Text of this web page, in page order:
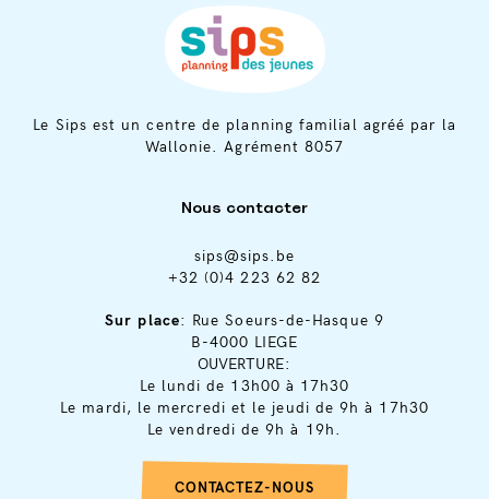
Le Sips est un centre de planning familial agréé par la
Wallonie. Agrément 8057
Nous contacter
sips@sips.be
+32 (0)4 223 62 82
Sur place: Rue Soeurs-de-Hasque 9
B-4000 LIEGE
OUVERTURE:
Le lundi de 13h00 à 17h30
Le mardi, le mercredi et le jeudi de 9h à 17h30
Le vendredi de 9h à 19h.
CONTACTEZ-NOUS